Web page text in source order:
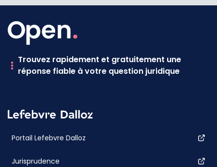
Trouvez rapidement et gratuitement une
réponse fiable à votre question juridique
Portail Lefebvre Dalloz
Jurisprudence